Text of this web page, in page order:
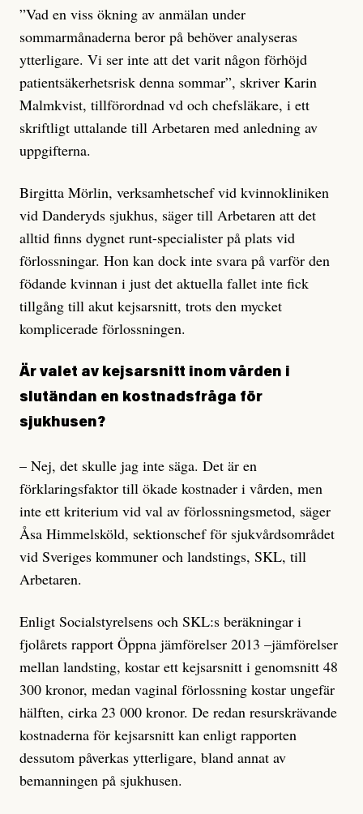
”Vad en viss ökning av anmälan under
sommarmånaderna beror på behöver analyseras
ytterligare. Vi ser inte att det varit någon förhöjd
patientsäkerhetsrisk denna sommar”, skriver Karin
Malmkvist, tillförordnad vd och chefsläkare, i ett
skriftligt uttalande till Arbetaren med anledning av
uppgifterna.
Birgitta Mörlin, verksamhetschef vid kvinnokliniken
vid Danderyds sjukhus, säger till Arbetaren att det
alltid finns dygnet runt-specialister på plats vid
förlossningar. Hon kan dock inte svara på varför den
födande kvinnan i just det aktuella fallet inte fick
tillgång till akut kejsarsnitt, trots den mycket
komplicerade förlossningen.
Är valet av kejsarsnitt inom vården i
slutändan en kostnadsfråga för
sjukhusen?
– Nej, det skulle jag inte säga. Det är en
förklaringsfaktor till ökade kostnader i vården, men
inte ett kriterium vid val av förlossningsmetod, säger
Åsa Himmelsköld, sektionschef för sjukvårdsområdet
vid Sveriges kommuner och landstings, SKL, till
Arbetaren.
Enligt Socialstyrelsens och SKL:s beräkningar i
fjolårets rapport Öppna jämförelser 2013 –jämförelser
mellan landsting, kostar ett kejsarsnitt i genomsnitt 48
300 kronor, medan vaginal förlossning kostar ungefär
hälften, cirka 23 000 kronor. De redan resurskrävande
kostnaderna för kejsarsnitt kan enligt rapporten
dessutom påverkas ytterligare, bland annat av
bemanningen på sjukhusen.